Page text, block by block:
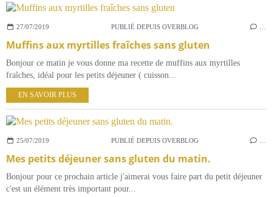
27/07/2019 PUBLIÉ DEPUIS OVERBLOG
Muffins aux myrtilles fraîches sans gluten
Bonjour ce matin je vous donne ma recette de muffins aux myrtilles
fraîches, idéal pour les petits déjeuner ( cuisson...
EN SAVOIR PLUS
25/07/2019 PUBLIÉ DEPUIS OVERBLOG
Mes petits déjeuner sans gluten du matin.
Bonjour pour ce prochain article j'aimerai vous faire part du petit déjeuner
c'est un élément très important pour...